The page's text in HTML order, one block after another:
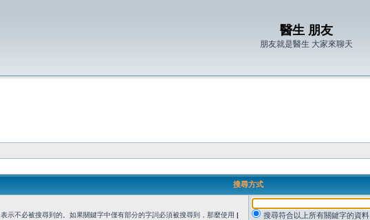
醫生 朋友
朋友就是醫生 大家來聊天
搜尋方式
表示不必被搜尋到的。如果關鍵字中僅有部分的字詞必須被搜尋到，那麼使用 |
搜尋符合以上所有關鍵字的資料